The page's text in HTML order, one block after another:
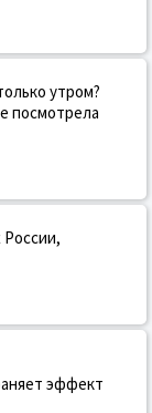
утром?
посмотрела
России,
эффект